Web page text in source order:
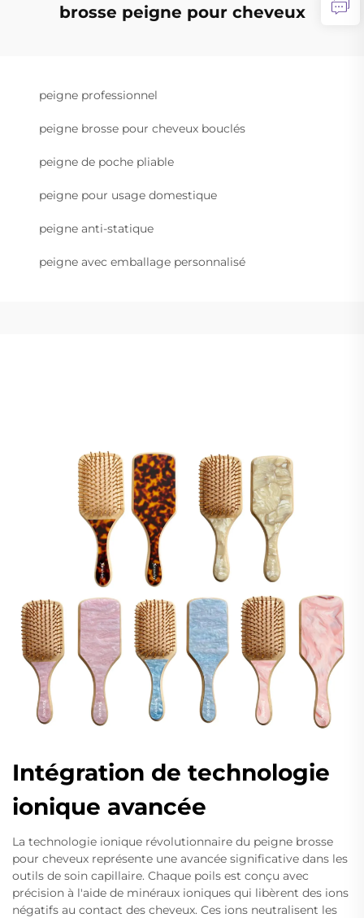
brosse peigne pour cheveux
peigne professionnel
peigne brosse pour cheveux bouclés
peigne de poche pliable
peigne pour usage domestique
peigne anti-statique
peigne avec emballage personnalisé
Intégration de technologie
ionique avancée
La technologie ionique révolutionnaire du peigne brosse
pour cheveux représente une avancée significative dans les
outils de soin capillaire. Chaque poils est conçu avec
précision à l'aide de minéraux ioniques qui libèrent des ions
négatifs au contact des cheveux. Ces ions neutralisent les